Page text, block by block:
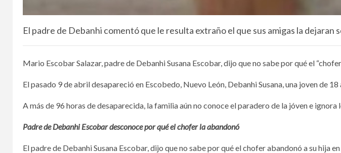
El padre de Debanhi comentó que le resulta extraño el que sus amigas la dejaran
Mario Escobar Salazar, padre de Debanhi Susana Escobar, dijo que no sabe por qué el
El pasado 9 de abril desapareció en Escobedo, Nuevo León, Debanhi Susana, una joven de
A más de 96 horas de desaparecida, la familia aún no conoce el paradero de la jóven e
Padre de Debanhi Escobar desconoce por qué el chofer la abandonó
El padre de Debanhi Susana Escobar, dijo que no sabe por qué el chofer abandonó a su hija